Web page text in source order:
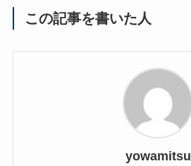
この記事を書いた人
yowamitsu